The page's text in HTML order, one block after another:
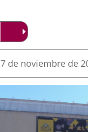
Fecha
la
7 de noviembre de